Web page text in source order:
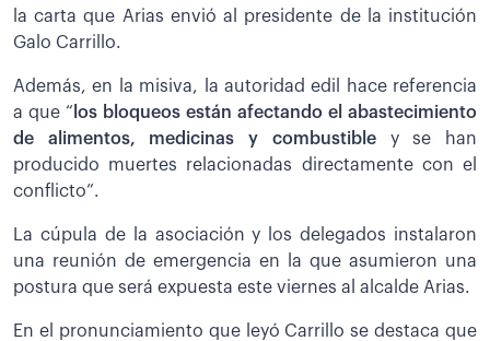
la carta que Arias envió al presidente de la institución
Galo Carrillo.
Además, en la misiva, la autoridad edil hace referencia
a que “ los bloqueos están afectando el abastecimiento
de alimentos, medicinas y combustible y se han
producido muertes relacionadas directamente con el
conflicto”.
La cúpula de la asociación y los delegados instalaron
una reunión de emergencia en la que asumieron una
postura que será expuesta este viernes al alcalde Arias.
En el pronunciamiento que leyó Carrillo se destaca que